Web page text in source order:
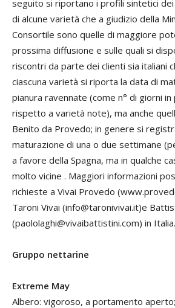
seguito si riportano i profili sintetici
di alcune varietà che a giudizio della
Consortile sono quelle di maggiore
prossima diffusione e sulle quali si
riscontri da parte dei clienti sia italiani
ciascuna varietà si riporta la data di
pianura ravennate (come n° di giorni in
rispetto a varietà note), ma anche
Benito da Provedo; in genere si
maturazione di una o due settimane
a favore della Spagna, ma in qualche
molto vicine . Maggiori informazioni
richieste a Vivai Provedo
Taroni Vivai (info@taronivivai.it)e
(paololaghi@vivaibattistini.com) in Italia.
Gruppo nettarine
Extreme May
Albero: vigoroso, a portamento